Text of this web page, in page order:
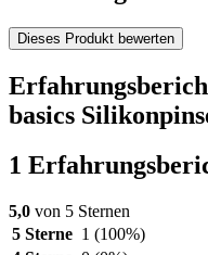
Dieses Produkt bewerten
basics
1
5,0 von 5 Sternen
5 Sterne 1 (100%)